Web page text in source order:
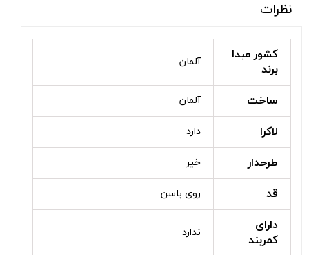
نظرات
کشور مبدا
برند
آلمان
ساخت آلمان
لاکرا دارد
طرحدار خیر
قد روی باسن
دارای
کمربند
ندارد